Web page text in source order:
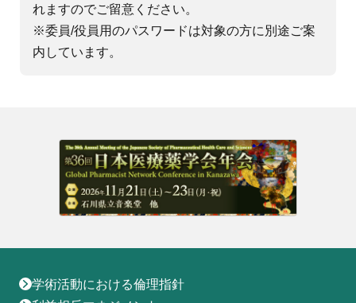
連携協力団体からのお知らせ
会員限定情報
マイページ
入会・各種手続き
English
れますのでご留意ください。
※委員/役員用のパスワードは対象の方に別途ご案
内しています。
学術活動における倫理指針